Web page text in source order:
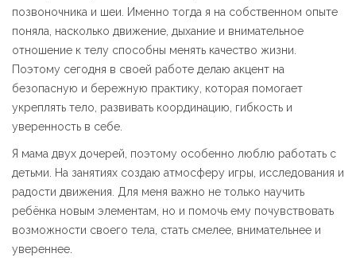
позвоночника и шеи. Именно тогда я на собственном опыте
поняла, насколько движение, дыхание и внимательное
отношение к телу способны менять качество жизни.
Поэтому сегодня в своей работе делаю акцент на
безопасную и бережную практику, которая помогает
укреплять тело, развивать координацию, гибкость и
уверенность в себе.
Я мама двух дочерей, поэтому особенно люблю работать с
детьми. На занятиях создаю атмосферу игры, исследования и
радости движения. Для меня важно не только научить
ребёнка новым элементам, но и помочь ему почувствовать
возможности своего тела, стать смелее, внимательнее и
увереннее.